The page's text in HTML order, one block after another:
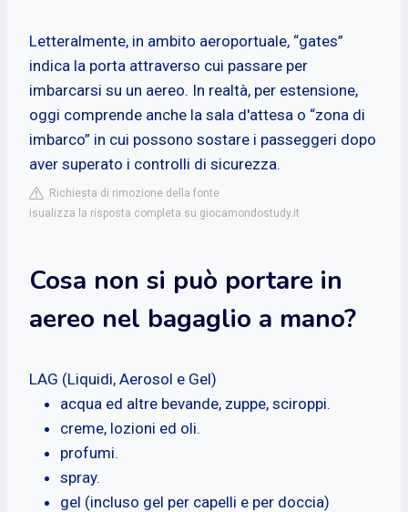
Letteralmente, in ambito aeroportuale, “gates”
indica la porta attraverso cui passare per
imbarcarsi su un aereo. In realtà, per estensione,
oggi comprende anche la sala d'attesa o “zona di
imbarco” in cui possono sostare i passeggeri dopo
aver superato i controlli di sicurezza.
Richiesta di rimozione della fonte
isualizza la risposta completa su giocamondostudy.it
Cosa non si può portare in
aereo nel bagaglio a mano?
LAG (Liquidi, Aerosol e Gel)
acqua ed altre bevande, zuppe, sciroppi.
creme, lozioni ed oli.
profumi.
spray.
gel (incluso gel per capelli e per doccia)